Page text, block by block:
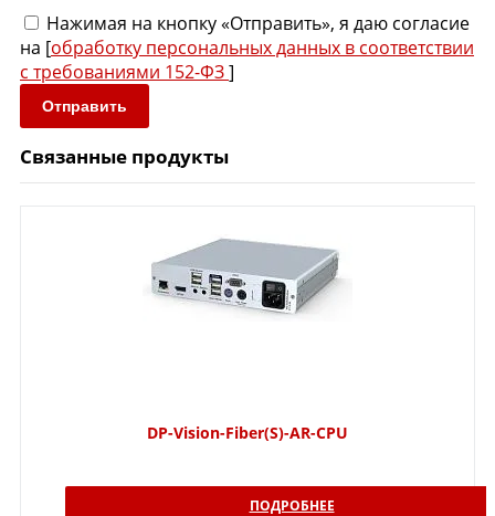
Нажимая на кнопку «Отправить», я даю согласие
на [обработку персональных данных в соответствии
с требованиями 152-ФЗ]
Отправить
Связанные продукты
DP-Vision-Fiber(S)-AR-CPU
ПОДРОБНЕЕ